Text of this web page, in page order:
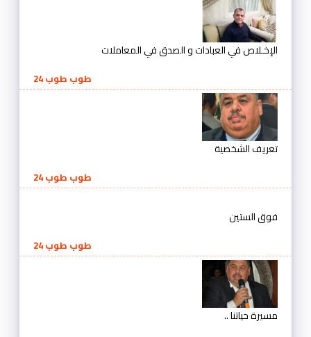
الإخـلاص في العبادات و الصدق في المعاملات
طوب طوب 24
تعريف الشخصية
طوب طوب 24
فوق الستين
طوب طوب 24
مسيرة حياتنا ..